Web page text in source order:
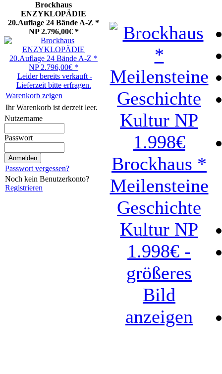
Brockhaus
ENZYKLOPÄDIE
20.Auflage 24 Bände A-Z *
NP 2.796,00€ *
Leider bereits verkauft -
Lieferzeit bitte erfragen.
Warenkorb zeigen
Ihr Warenkorb ist derzeit leer.
Nutzername
Passwort
Passwort vergessen?
Noch kein Benutzerkonto?
Registrieren
Brockhaus *
Meilensteine
Geschichte
Kultur NP
1.998€ -
größeres
Bild
anzeigen